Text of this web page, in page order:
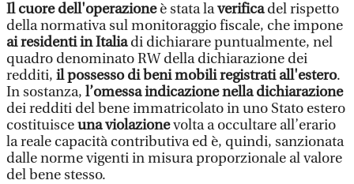
Il cuore dell'operazioneè stata laverificadel rispetto
della normativa sul monitoraggio fiscale, che impone
ai residenti in Italiadi dichiarare puntualmente, nel
quadro denominato RW della dichiarazione dei
redditi, il possesso di beni mobili registrati all'estero.
In sostanza, l’omessa indicazione nella dichiarazione
dei redditi del bene immatricolato in uno Stato estero
costituisceuna violazionevolta a occultare all’erario
la reale capacità contributiva ed è, quindi, sanzionata
dalle norme vigenti in misura proporzionale al valore
del bene stesso.